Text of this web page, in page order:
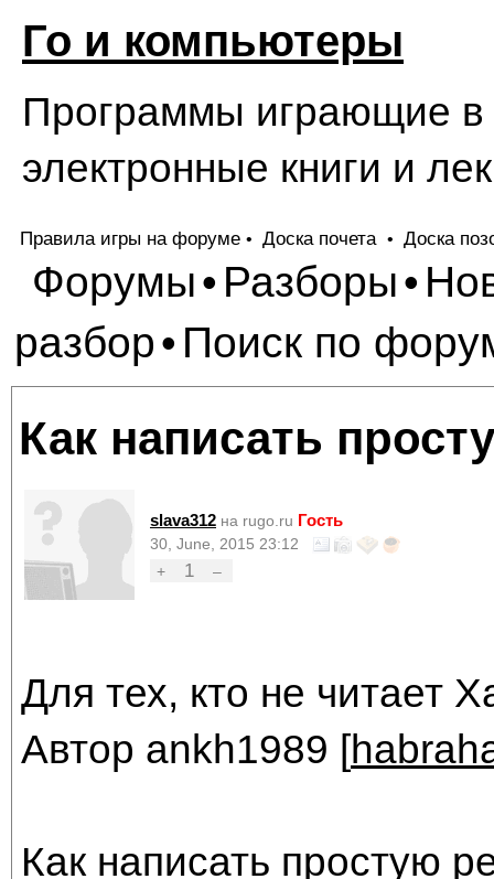
Го и компьютеры
Программы играющие в
электронные книги и
Правила игры на форуме • Доска почета • Доска
Форумы• Разборы•
разбор• Поиск по
Как написать
slava312 на rugo.ru Гость
30, June, 2015 23:12
+
1 –
Для тех, кто не читает
Автор ankh1989 [
Как написать простую